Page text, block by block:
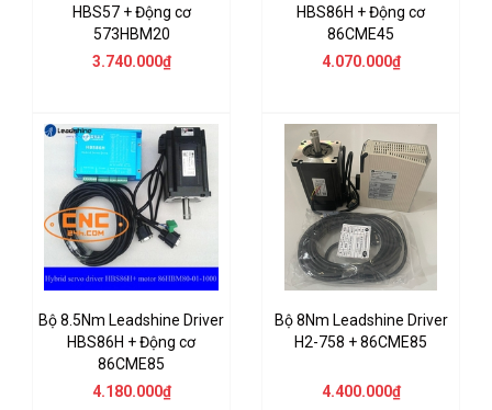
HBS57 + Động cơ
573HBM20
3.740.000₫
HBS86H + Động cơ
86CME45
4.070.000₫
Bộ 8.5Nm Leadshine Driver
HBS86H + Động cơ
86CME85
4.180.000₫
Bộ 8Nm Leadshine Driver
H2-758 + 86CME85
4.400.000₫